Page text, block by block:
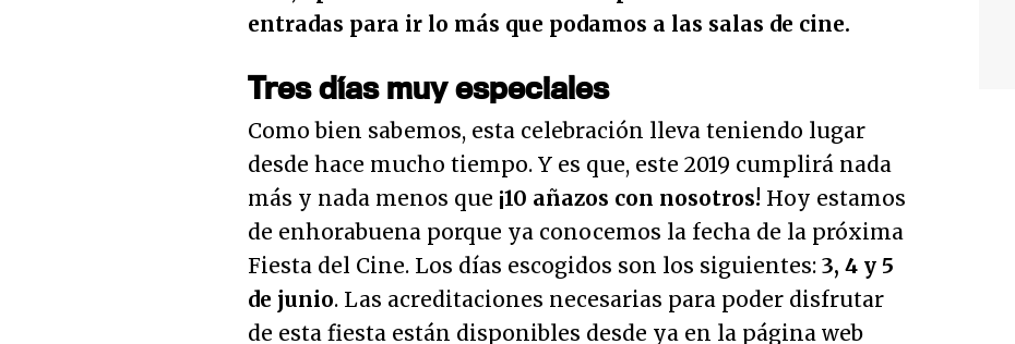
entradas para ir lo más que podamos a las salas de cine.
Tres días muy especiales
Como bien sabemos, esta celebración lleva teniendo lugar
desde hace mucho tiempo. Y es que, este 2019 cumplirá nada
más y nada menos que ¡10 añazos con nosotros! Hoy estamos
de enhorabuena porque ya conocemos la fecha de la próxima
Fiesta del Cine. Los días escogidos son los siguientes: 3, 4 y 5
de junio. Las acreditaciones necesarias para poder disfrutar
de esta fiesta están disponibles desde ya en la página web